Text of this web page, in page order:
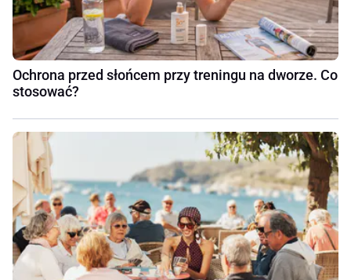
Ochrona przed słońcem przy treningu na dworze. Co
stosować?